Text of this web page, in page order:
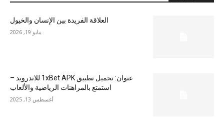
العلاقة الفريدة بين الإنسان والخيول
مايو 19, 2026
عنوان: تحميل تطبيق 1xBet APK للاندرويد –
استمتع بالمراهنات الرياضية والألعاب
أغسطس 13, 2025